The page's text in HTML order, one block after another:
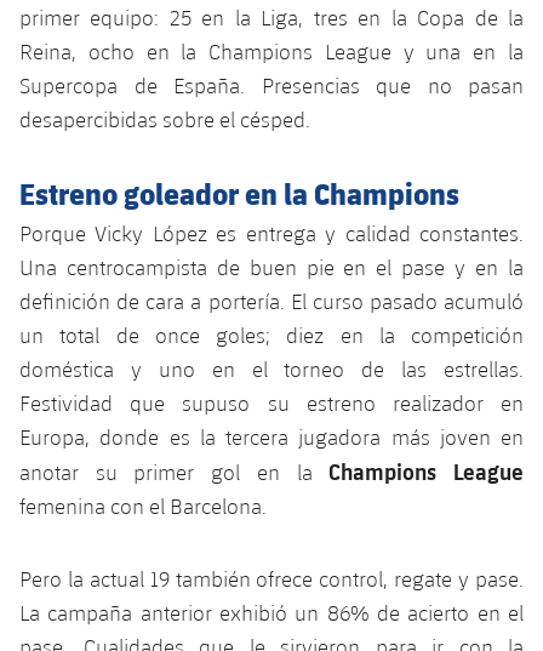
primer equipo: 25 en la Liga, tres en la Copa de la
Reina, ocho en la Champions League y una en la
Supercopa de España. Presencias que no pasan
desapercibidas sobre el césped.
Estreno goleador en la Champions
Porque Vicky López es entrega y calidad constantes.
Una centrocampista de buen pie en el pase y en la
definición de cara a portería. El curso pasado acumuló
un total de once goles; diez en la competición
doméstica y uno en el torneo de las estrellas.
Festividad que supuso su estreno realizador en
Europa, donde es la tercera jugadora más joven en
anotar su primer gol en la Champions League
femenina con el Barcelona.
Pero la actual 19 también ofrece control, regate y pase.
La campaña anterior exhibió un 86% de acierto en el